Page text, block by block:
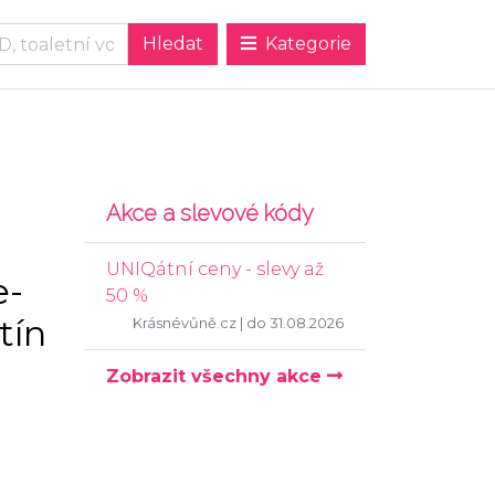
Kategorie
Akce a slevové kódy
UNIQátní ceny - slevy až
50 %
Krásnévůně.cz | do 31.08.2026
Zobrazit všechny akce